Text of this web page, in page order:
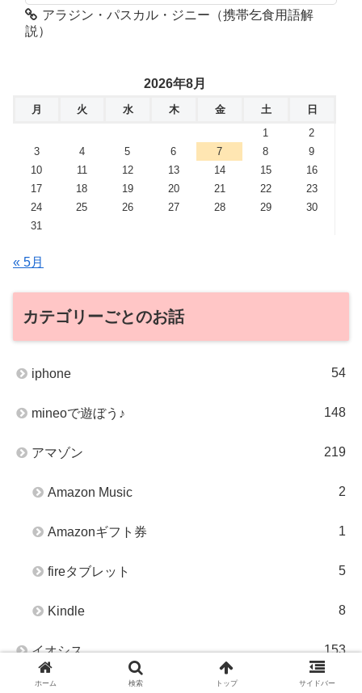
アラジン・パスカル・ジニー（携帯乞食用語解
説）
2026年8月
月 火 水 木 金 土
日
1
2
3
4 5 6 7 8
9
10
11 12 13 14 15
16
17
18 19 20 21 22
23
24
25 26 27 28 29
30
31
« 5月
カテゴリーごとのお話
iphone 54
mineoで遊ぼう♪ 148
アマゾン 219
Amazon Music 2
Amazonギフト券 1
fireタブレット 5
Kindle 8
イオシス 153
かおるのおしゃべり 274
ホーム 検索 トップ サイドバー